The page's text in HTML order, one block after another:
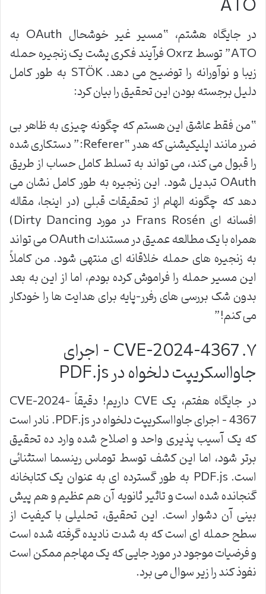
در جایگاه هشتم، “مسیر غیر خوشحال
به
ATO” توسط
فرآیند فکری پشت یک زنجیره حمله
زیبا و نوآورانه را توضیح می دهد. STÖK
به طور کامل
دلیل برجسته بودن این تحقیق را بیان کرد:
“من فقط عاشق این هستم که چگونه چیزی به ظاهر بی
ضرر مانند اپلیکیشنی که هدر“Referer:”
دستکاری شده
را قبول می کند، می تواند به تسلط کامل حساب از طریق
OAuth تبدیل شود. این زنجیره به طور کامل نشان می
دهد که چگونه الهام از تحقیقات قبلی(در اینجا، مقاله
افسانه ای
در مورد
همراه با یک مطالعه عمیق در مستندات
می تواند
به زنجیره های حمله خلاقانه ای منتهی شود. من کاملاً
این مسیر حمله را فراموش کرده بودم، اما از این به بعد
بدون شک بررسی های رفرر-پایه برای هدایت ها را خودکار
می کنم!”
۷. CVE-2024-4367 – اجرای
جاوااسکریپت دلخواه در
در جایگاه هفتم، یک داریم! دقیقاً CVE-2024-
4367 – اجرای جاوااسکریپت دلخواه در
نادر است
که یک آسیب پذیری واحد و اصلاح شده وارد ده تحقیق
برتر شود، اما این کشف توسط توماس رینسما استثنائی
است. PDF.js
به طور گسترده ای به عنوان یک کتابخانه
گنجانده شده است و تاثیر ثانویه آن هم عظیم و هم پیش
بینی آن دشوار است. این تحقیق، تحلیلی با کیفیت از
سطح حمله ای است که به شدت نادیده گرفته شده است
و فرضیات موجود در مورد جایی که یک مهاجم ممکن است
نفوذ کند را زیر سوال می برد.